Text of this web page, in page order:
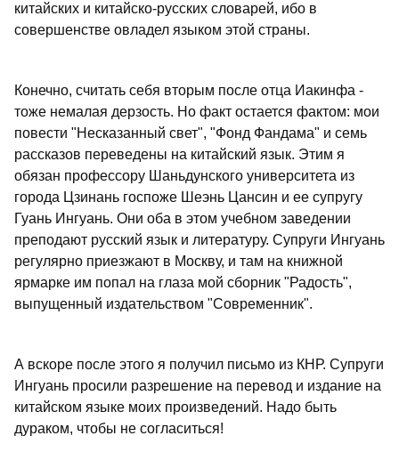
китайских и китайско-русских словарей, ибо в
совершенстве овладел языком этой страны.
Конечно, считать себя вторым после отца Иакинфа -
тоже немалая дерзость. Но факт остается фактом: мои
повести "Несказанный свет", "Фонд Фандама" и семь
рассказов переведены на китайский язык. Этим я
обязан профессору Шаньдунского университета из
города Цзинань госпоже Шеэнь Цансин и ее супругу
Гуань Ингуань. Они оба в этом учебном заведении
преподают русский язык и литературу. Супруги Ингуань
регулярно приезжают в Москву, и там на книжной
ярмарке им попал на глаза мой сборник "Радость",
выпущенный издательством "Современник".
А вскоре после этого я получил письмо из КНР. Супруги
Ингуань просили разрешение на перевод и издание на
китайском языке моих произведений. Надо быть
дураком, чтобы не согласиться!